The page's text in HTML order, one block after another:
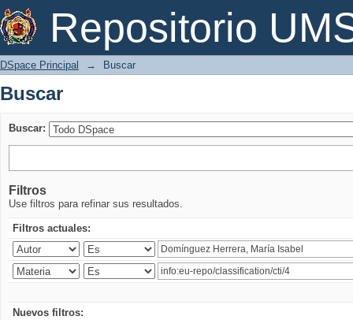
Repositorio
Buscar
DSpace Principal → Buscar
Buscar
Buscar:
Filtros
Use filtros para refinar sus resultados.
Filtros actuales:
Nuevos filtros: